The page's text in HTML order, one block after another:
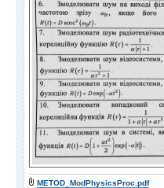
METOD_ModPhysicsProc.pdf